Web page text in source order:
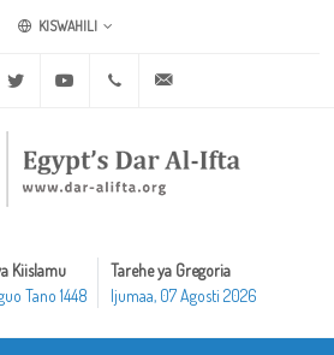
KISWAHILI
Facebook Twitter Youtube +20 2 25970400
Kiislamu
Tano 1448
Tarehe ya Gregoria
Ijumaa, 07 Agosti 2026